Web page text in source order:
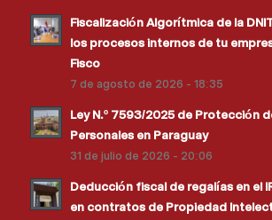
Fiscalización Algorítmica de la
los procesos internos de tu
Fisco
7 de agosto de 2026 - 18:35
Ley N.º 7593/2025 de Protección
Personales en Paraguay
31 de julio de 2026 - 20:06
Deducción fiscal de regalías en el
en contratos de Propiedad